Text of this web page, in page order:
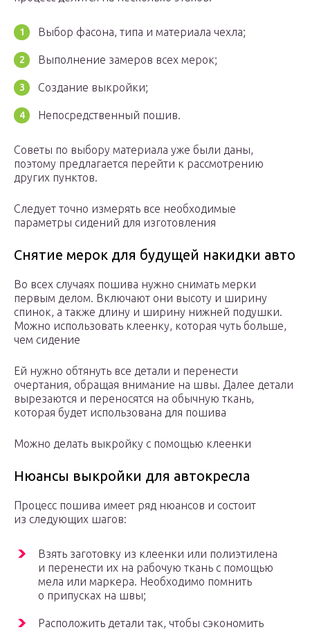
Выбор фасона, типа и материала чехла;
Выполнение замеров всех мерок;
Создание выкройки;
Непосредственный пошив.
Советы по выбору материала уже были даны,
поэтому предлагается перейти к рассмотрению
других пунктов.
Следует точно измерять все необходимые
параметры сидений для изготовления
Снятие мерок для будущей накидки авто
Во всех случаях пошива нужно снимать мерки
первым делом. Включают они высоту и ширину
спинок, а также длину и ширину нижней подушки.
Можно использовать клеенку, которая чуть больше,
чем сидение
Ей нужно обтянуть все детали и перенести
очертания, обращая внимание на швы. Далее детали
вырезаются и переносятся на обычную ткань,
которая будет использована для пошива
Можно делать выкройку с помощью клеенки
Нюансы выкройки для автокресла
Процесс пошива имеет ряд нюансов и состоит
из следующих шагов:
Взять заготовку из клеенки или полиэтилена
и перенести их на рабочую ткань с помощью
мела или маркера. Необходимо помнить
о припусках на швы;
Расположить детали так, чтобы сэкономить